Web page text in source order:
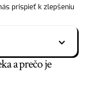
prispieť k zlepšeniu
a prečo je